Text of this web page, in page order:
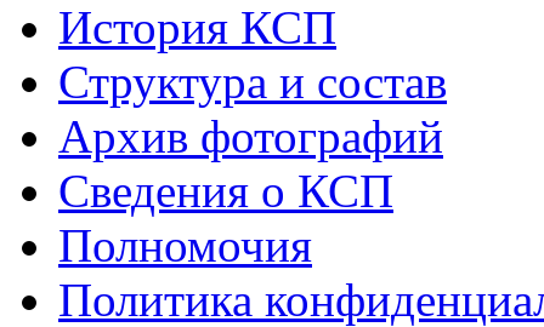
История КСП
Структура и состав
Архив фотографий
Сведения о КСП
Полномочия
Политика